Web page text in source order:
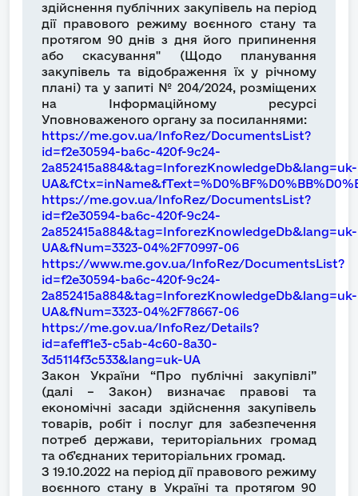
здійснення публічних закупівель на період
дії правового режиму воєнного стану та
протягом 90 днів з дня його припинення
або скасування" (Щодо планування
закупівель та відображення їх у річному
плані) та у запиті № 204/2024, розміщених
на Інформаційному ресурсі
Уповноваженого органу за посиланнями:
https://me.gov.ua/InfoRez/DocumentsList?
id=f2e30594-ba6c-420f-9c24-
2a852415a884&tag=InforezKnowledgeDb&lang=uk-
https://me.gov.ua/InfoRez/DocumentsList?
id=f2e30594-ba6c-420f-9c24-
2a852415a884&tag=InforezKnowledgeDb&lang=uk-
UA&fNum=3323-04%2F70997-06
https://www.me.gov.ua/InfoRez/DocumentsList?
id=f2e30594-ba6c-420f-9c24-
2a852415a884&tag=InforezKnowledgeDb&lang=uk-
UA&fNum=3323-04%2F78667-06
https://me.gov.ua/InfoRez/Details?
id=afeff1e3-c5ab-4c60-8a30-
3d5114f3c533&lang=uk-UA
Закон України “Про публічні закупівлі”
(далі – Закон) визначає правові та
економічні засади здійснення закупівель
товарів, робіт і послуг для забезпечення
потреб держави, територіальних громад
та об’єднаних територіальних громад.
З 19.10.2022 на період дії правового режиму
воєнного стану в Україні та протягом 90